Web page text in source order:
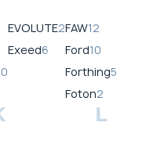
EVOLUTE2
Exeed6
FAW12
Ford10
Forthing5
Foton2
L